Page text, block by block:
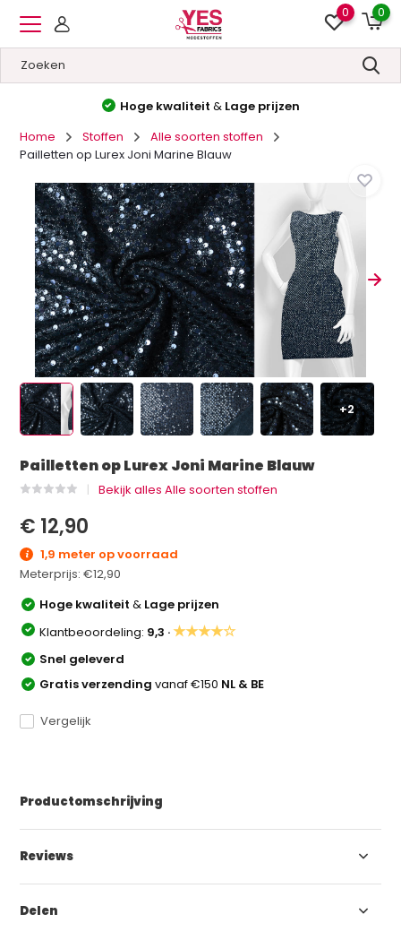
0 0
Hoge kwaliteit & Lage prijzen
Home
Stoffen
Alle soorten stoffen
Pailletten op Lurex Joni Marine Blauw
+2
Pailletten op Lurex Joni Marine Blauw
Bekijk alles Alle soorten stoffen
€ 12,90
1,9 meter op voorraad
Meterprijs:€12,90
Hoge kwaliteit& Lage prijzen
Klantbeoordeling: 9,3 ·★★★★☆
Snel geleverd
Gratis verzendingvanaf €150 NL & BE
Vergelijk
Productomschrijving
Reviews
Delen